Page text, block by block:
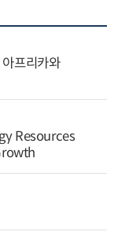
프리카와
Resources